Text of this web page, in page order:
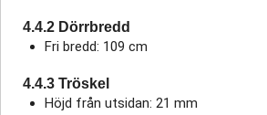
4.4.2 Dörrbredd
Fri bredd: 109 cm
4.4.3 Tröskel
Höjd från utsidan: 21 mm